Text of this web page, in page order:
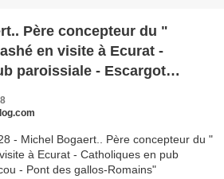
Père concepteur du "
en visite à Ecurat -
paroissiale - Escargot